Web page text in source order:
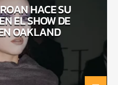
EL CAMINO
HACE SU
EL SHOW DE
OAKLAND